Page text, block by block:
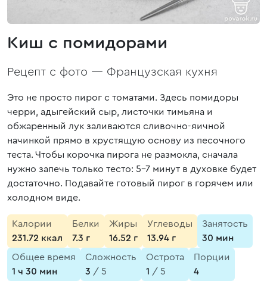
Киш с помидорами
Рецепт с фото — Французская кухня
Это не просто пирог с томатами. Здесь помидоры
черри, адыгейский сыр, листочки тимьяна и
обжаренный лук заливаются сливочно-яичной
начинкой прямо в хрустящую основу из песочного
теста. Чтобы корочка пирога не размокла, сначала
нужно запечь только тесто: 5-7 минут в духовке будет
достаточно. Подавайте готовый пирог в горячем или
холодном виде.
Калории
231.72 ккал
Белки
7.3 г
Жиры
16.52 г
Углеводы
13.94 г
Занятость
30 мин
Общее время
1 ч 30 мин
Сложность
3 / 5
Острота
1 / 5
Порции
4